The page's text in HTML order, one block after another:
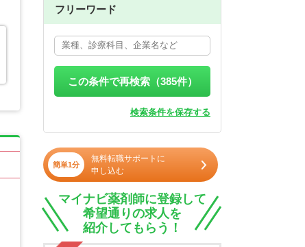
フリーワード
この条件で再検索（385件）
検索条件を保存する
簡単1分
無料転職サポートに
申し込む
マイナビ薬剤師に登録して
希望通りの求人を
紹介してもらう！